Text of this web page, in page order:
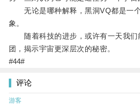
无论是哪种解释，黑洞VQ都是一
象。
随着科技的进步，或许有一天我们
团，揭示宇宙更深层次的秘密。
#44#
评论
游客